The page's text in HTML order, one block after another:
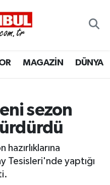
MAGAZİN DÜNYA
sezon
Tesisleri'nde yaptığı
ve Fikstür